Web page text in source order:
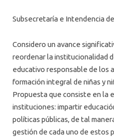
Subsecretaría e Intendencia
Considero un avance
reordenar la institucionalidad
educativo responsable de los
formación integral de niñas y
Propuesta que consiste en la
instituciones: impartir
políticas públicas, de tal
gestión de cada uno de estos